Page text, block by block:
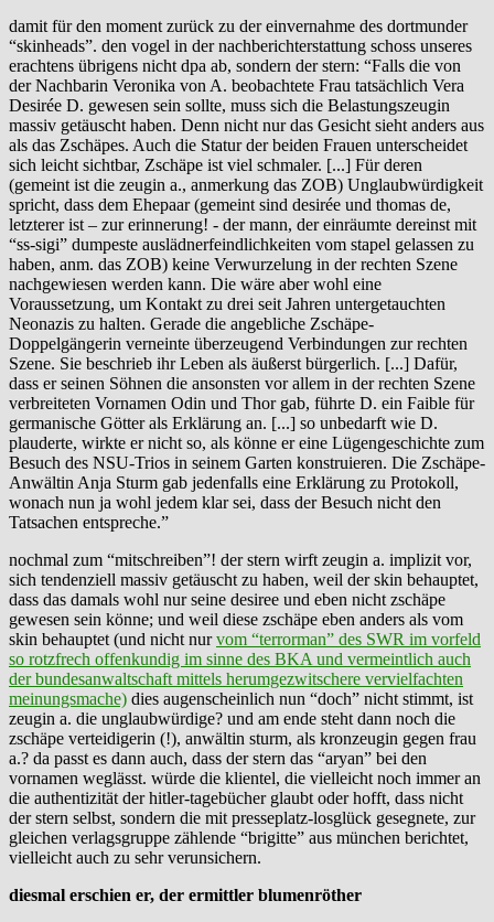
damit für den moment zurück zu der einvernahme des dortmunder
“skinheads”. den vogel in der nachberichterstattung schoss unseres
erachtens übrigens nicht dpa ab, sondern der stern: “Falls die von
der Nachbarin Veronika von A. beobachtete Frau tatsächlich Vera
Desirée D. gewesen sein sollte, muss sich die Belastungszeugin
massiv getäuscht haben. Denn nicht nur das Gesicht sieht anders aus
als das Zschäpes. Auch die Statur der beiden Frauen unterscheidet
sich leicht sichtbar, Zschäpe ist viel schmaler. [...] Für deren
(gemeint ist die zeugin a., anmerkung das ZOB) Unglaubwürdigkeit
spricht, dass dem Ehepaar (gemeint sind desirée und thomas de,
letzterer ist – zur erinnerung! - der mann, der einräumte dereinst mit
“ss-sigi” dumpeste auslädnerfeindlichkeiten vom stapel gelassen zu
haben, anm. das ZOB) keine Verwurzelung in der rechten Szene
nachgewiesen werden kann. Die wäre aber wohl eine
Voraussetzung, um Kontakt zu drei seit Jahren untergetauchten
Neonazis zu halten. Gerade die angebliche Zschäpe-
Doppelgängerin verneinte überzeugend Verbindungen zur rechten
Szene. Sie beschrieb ihr Leben als äußerst bürgerlich. [...] Dafür,
dass er seinen Söhnen die ansonsten vor allem in der rechten Szene
verbreiteten Vornamen Odin und Thor gab, führte D. ein Faible für
germanische Götter als Erklärung an. [...] so unbedarft wie D.
plauderte, wirkte er nicht so, als könne er eine Lügengeschichte zum
Besuch des NSU-Trios in seinem Garten konstruieren. Die Zschäpe-
Anwältin Anja Sturm gab jedenfalls eine Erklärung zu Protokoll,
wonach nun ja wohl jedem klar sei, dass der Besuch nicht den
Tatsachen entspreche.”
nochmal zum “mitschreiben”! der stern wirft zeugin a. implizit vor,
sich tendenziell massiv getäuscht zu haben, weil der skin behauptet,
dass das damals wohl nur seine desiree und eben nicht zschäpe
gewesen sein könne; und weil diese zschäpe eben anders als vom
skin behauptet (und nicht nurvom “terrorman” des SWR im vorfeld
so rotzfrech offenkundig im sinne des BKA und vermeintlich auch
der bundesanwaltschaft mittels herumgezwitschere vervielfachten
meinungsmache) dies augenscheinlich nun “doch” nicht stimmt, ist
zeugin a. die unglaubwürdige? und am ende steht dann noch die
zschäpe verteidigerin (!), anwältin sturm, als kronzeugin gegen frau
a.? da passt es dann auch, dass der stern das “aryan” bei den
vornamen weglässt. würde die klientel, die vielleicht noch immer an
die authentizität der hitler-tagebücher glaubt oder hofft, dass nicht
der stern selbst, sondern die mit presseplatz-losglück gesegnete, zur
gleichen verlagsgruppe zählende “brigitte” aus münchen berichtet,
vielleicht auch zu sehr verunsichern.
diesmal erschien er, der ermittler blumenröther